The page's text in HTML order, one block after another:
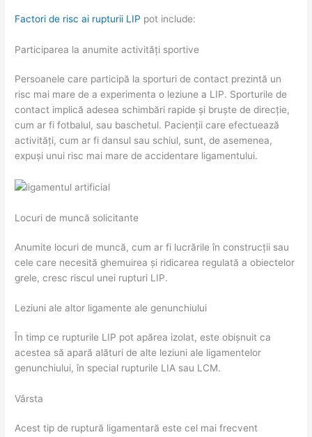
Factori de risc ai rupturii LIP pot include:
Participarea la anumite activități sportive
Persoanele care participă la sporturi de contact prezintă un
risc mai mare de a experimenta o leziune a LIP. Sporturile de
contact implică adesea schimbări rapide și bruște de direcție,
cum ar fi fotbalul, sau baschetul. Pacienții care efectuează
activități, cum ar fi dansul sau schiul, sunt, de asemenea,
expuși unui risc mai mare de accidentare ligamentului.
Locuri de muncă solicitante
Anumite locuri de muncă, cum ar fi lucrările în construcții sau
cele care necesită ghemuirea și ridicarea regulată a obiectelor
grele, cresc riscul unei rupturi LIP.
Leziuni ale altor ligamente ale genunchiului
În timp ce rupturile LIP pot apărea izolat, este obișnuit ca
acestea să apară alături de alte leziuni ale ligamentelor
genunchiului, în special rupturile LIA sau LCM.
Vârsta
Acest tip de ruptură ligamentară este cel mai frecvent